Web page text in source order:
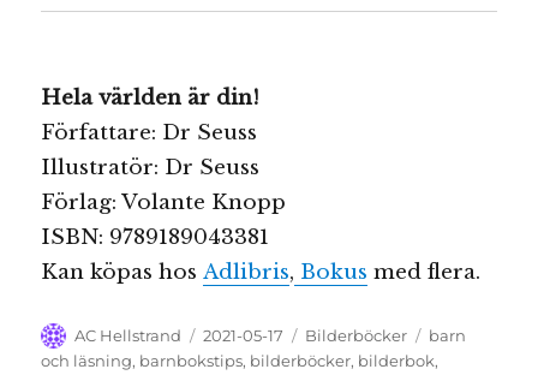
Hela världen är din!
Författare: Dr Seuss
Illustratör: Dr Seuss
Förlag: Volante Knopp
ISBN: 9789189043381
Kan köpas hosAdlibris, Bokus med flera.
Författare
AC Hellstrand
Publicerat
den
2021-05-17 Kategorier
Bilderböcker Etiketter
barn
och läsning, barnbokstips, bilderböcker, bilderbok,